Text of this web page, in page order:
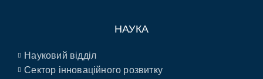
НАУКА
Науковий відділ
Сектор інноваційного розвитку